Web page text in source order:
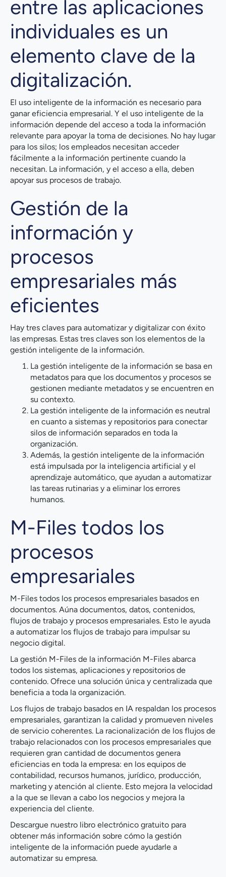
entre las aplicaciones
individuales es un
elemento clave de la
digitalización.
El uso inteligente de la información es necesario para
ganar eficiencia empresarial. Y el uso inteligente de la
información depende del acceso a toda la información
relevante para apoyar la toma de decisiones. No hay lugar
para los silos; los empleados necesitan acceder
fácilmente a la información pertinente cuando la
necesitan. La información, y el acceso a ella, deben
apoyar sus procesos de trabajo.
Gestión de la
información y
procesos
empresariales más
eficientes
Hay tres claves para automatizar y digitalizar con éxito
las empresas. Estas tres claves son los elementos de la
gestión inteligente de la información.
La gestión inteligente de la información se basa en
metadatos para que los documentos y procesos se
gestionen mediante metadatos y se encuentren en
su contexto.
La gestión inteligente de la información es neutral
en cuanto a sistemas y repositorios para conectar
silos de información separados en toda la
organización.
Además, la gestión inteligente de la información
está impulsada por la inteligencia artificial y el
aprendizaje automático, que ayudan a automatizar
las tareas rutinarias y a eliminar los errores
humanos.
M-Files todos los
procesos
empresariales
M-Files todos los procesos empresariales basados en
documentos. Aúna documentos, datos, contenidos,
flujos de trabajo y procesos empresariales. Esto le ayuda
a automatizar los flujos de trabajo para impulsar su
negocio digital.
La gestión M-Files de la información M-Files abarca
todos los sistemas, aplicaciones y repositorios de
contenido. Ofrece una solución única y centralizada que
beneficia a toda la organización.
Los flujos de trabajo basados en IA respaldan los procesos
empresariales, garantizan la calidad y promueven niveles
de servicio coherentes. La racionalización de los flujos de
trabajo relacionados con los procesos empresariales que
requieren gran cantidad de documentos genera
eficiencias en toda la empresa: en los equipos de
contabilidad, recursos humanos, jurídico, producción,
marketing y atención al cliente. Esto mejora la velocidad
a la que se llevan a cabo los negocios y mejora la
experiencia del cliente.
Descargue nuestro libro electrónico gratuito para
obtener más información sobre cómo la gestión
inteligente de la información puede ayudarle a
automatizar su empresa.